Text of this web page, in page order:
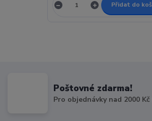
Přidat do
Poštovné zdarma!
Pro objednávky nad 2000